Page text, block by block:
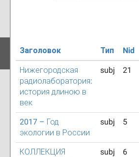
Заголовок Тип Nid
Нижегородская
радиолаборатория:
история длиною в
век
subj 21
2017 – Год
экологии в России
subj 5
КОЛЛЕКЦИЯ
subj 6